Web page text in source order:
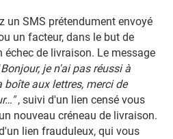
un SMS prétendument envoyé
un facteur, dans le but de
échec de livraison. Le message
Bonjour, je n'ai pas réussi à
aux lettres, merci de
, suivi d'un lien censé vous
nouveau créneau de livraison.
lien frauduleux, qui vous